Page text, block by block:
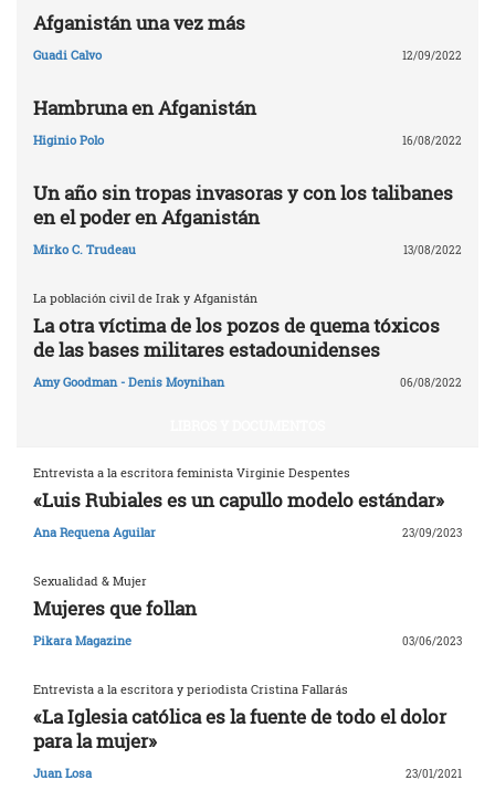
Afganistán una vez más
Guadi Calvo 12/09/2022
Hambruna en Afganistán
Higinio Polo 16/08/2022
Un año sin tropas invasoras y con los talibanes
en el poder en Afganistán
Mirko C. Trudeau 13/08/2022
La población civil de Irak y Afganistán
La otra víctima de los pozos de quema tóxicos
de las bases militares estadounidenses
Amy Goodman - Denis Moynihan 06/08/2022
Entrevista a la escritora feminista Virginie Despentes
«Luis Rubiales es un capullo modelo estándar»
Ana Requena Aguilar 23/09/2023
Sexualidad & Mujer
Mujeres que follan
Pikara Magazine 03/06/2023
Entrevista a la escritora y periodista Cristina Fallarás
«La Iglesia católica es la fuente de todo el dolor
para la mujer»
Juan Losa 23/01/2021